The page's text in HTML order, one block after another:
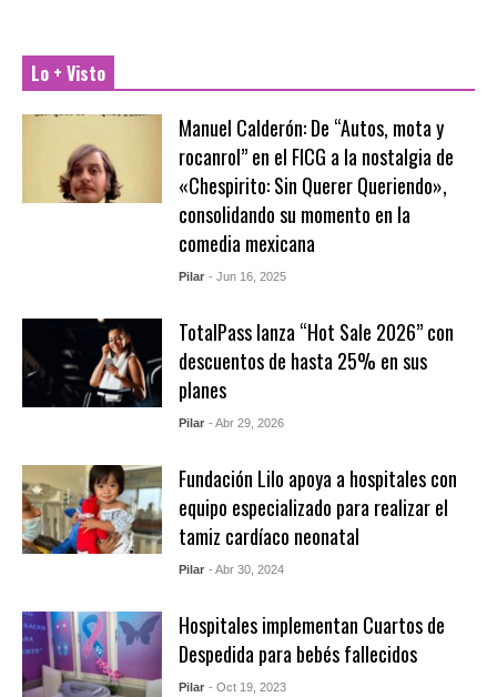
Lo + Visto
Manuel Calderón: De “Autos, mota y
rocanrol” en el FICG a la nostalgia de
«Chespirito: Sin Querer Queriendo»,
consolidando su momento en la
comedia mexicana
Pilar - Jun 16, 2025
TotalPass lanza “Hot Sale 2026” con
descuentos de hasta 25% en sus
planes
Pilar - Abr 29, 2026
Fundación Lilo apoya a hospitales con
equipo especializado para realizar el
tamiz cardíaco neonatal
Pilar - Abr 30, 2024
Hospitales implementan Cuartos de
Despedida para bebés fallecidos
Pilar - Oct 19, 2023